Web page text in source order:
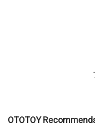
OTOTOY